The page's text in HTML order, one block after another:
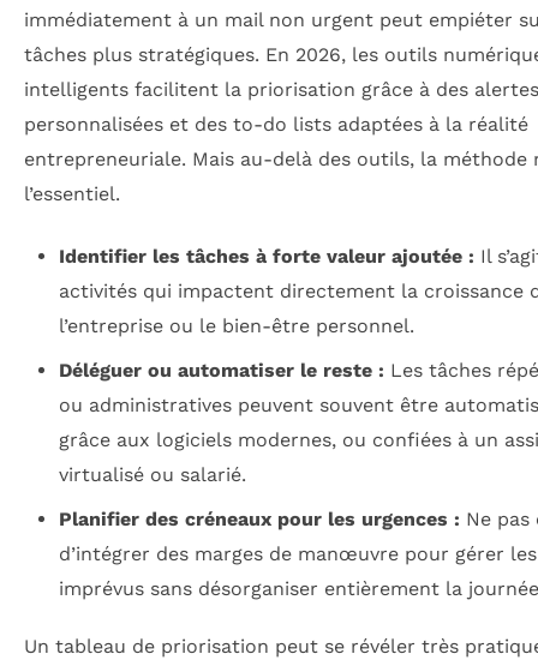
immédiatement à un mail non urgent peut empiéter
tâches plus stratégiques. En 2026, les outils
intelligents facilitent la priorisation grâce à des alertes
personnalisées et des to-do lists adaptées à la réalité
entrepreneuriale. Mais au-delà des outils, la méthode
l’essentiel.
Identifier les tâches à forte valeur ajoutée : Il
activités qui impactent directement la croissance
l’entreprise ou le bien-être personnel.
Déléguer ou automatiser le reste : Les tâches
ou administratives peuvent souvent être
grâce aux logiciels modernes, ou confiées à un
virtualisé ou salarié.
Planifier des créneaux pour les urgences : Ne
d’intégrer des marges de manœuvre pour gérer les
imprévus sans désorganiser entièrement la
Un tableau de priorisation peut se révéler très